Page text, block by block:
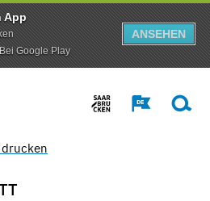
App
Google Play
ANSEHEN
drucken